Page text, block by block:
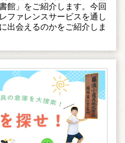
館」をご紹介します。今回
ファレンスサービスを通し
出会えるのかをご紹介しま